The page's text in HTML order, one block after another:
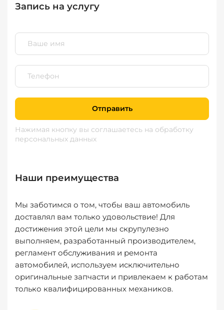
Запись на услугу
Отправить
Нажимая кнопку вы соглашаетесь на обработку
персональных данных
Наши преимущества
Мы заботимся о том, чтобы ваш автомобиль
доставлял вам только удовольствие! Для
достижения этой цели мы скрупулезно
выполняем, разработанный производителем,
регламент обслуживания и ремонта
автомобилей, используем исключительно
оригинальные запчасти и привлекаем к работам
только квалифицированных механиков.